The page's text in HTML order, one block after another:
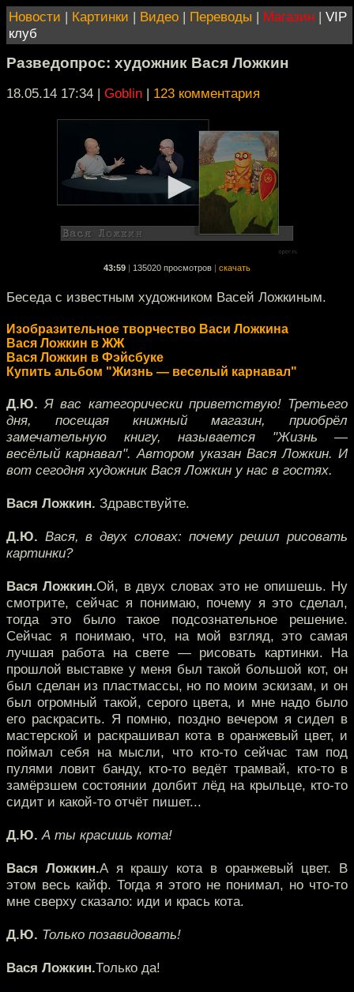
Новости | Картинки | Видео | Переводы | Магазин | VIP
клуб
Разведопрос: художник Вася Ложкин
18.05.14 17:34 | Goblin | 123 комментария
43:59 135020 просмотров скачать
Беседа с известным художником Васей Ложкиным.
Изобразительное творчество Васи Ложкина
Вася Ложкин в ЖЖ
Вася Ложкин в Фэйсбуке
Купить альбом "Жизнь — веселый карнавал"
Д.Ю. Я вас категорически приветствую! Третьего
дня, посещая книжный магазин, приобрёл
замечательную книгу, называется "Жизнь —
весёлый карнавал". Автором указан Вася Ложкин. И
вот сегодня художник Вася Ложкин у нас в гостях.
Вася Ложкин. Здравствуйте.
Д.Ю. Вася, в двух словах: почему решил рисовать
картинки?
Вася Ложкин.Ой, в двух словах это не опишешь. Ну
смотрите, сейчас я понимаю, почему я это сделал,
тогда это было такое подсознательное решение.
Сейчас я понимаю, что, на мой взгляд, это самая
лучшая работа на свете — рисовать картинки. На
прошлой выставке у меня был такой большой кот, он
был сделан из пластмассы, но по моим эскизам, и он
был огромный такой, серого цвета, и мне надо было
его раскрасить. Я помню, поздно вечером я сидел в
мастерской и раскрашивал кота в оранжевый цвет, и
поймал себя на мысли, что кто-то сейчас там под
пулями ловит банду, кто-то ведёт трамвай, кто-то в
замёрзшем состоянии долбит лёд на крыльце, кто-то
сидит и какой-то отчёт пишет...
Д.Ю. А ты красишь кота!
Вася Ложкин.А я крашу кота в оранжевый цвет. В
этом весь кайф. Тогда я этого не понимал, но что-то
мне сверху сказало: иди и крась кота.
Д.Ю. Только позавидовать!
Вася Ложкин.Только да!